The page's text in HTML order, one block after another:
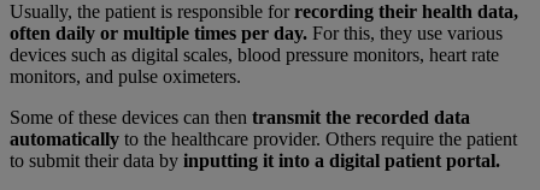
Usually, the patient is responsible forrecording their health data,
often daily or multiple times per day. For this, they use various
devices such as digital scales, blood pressure monitors, heart rate
monitors, and pulse oximeters.
Some of these devices can then transmit the recorded data
automatically to the healthcare provider. Others require the patient
to submit their data by inputting it into a digital patient portal.